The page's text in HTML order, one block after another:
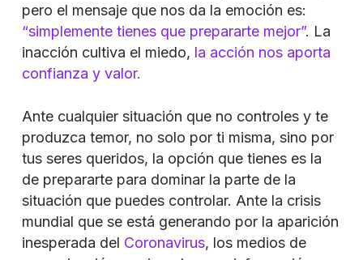
pero el mensaje que nos da la emoción es:
“simplemente tienes que prepararte mejor”. La
inacción cultiva el miedo, la acción nos aporta
confianza y valor.
Ante cualquier situación que no controles y te
produzca temor, no solo por ti misma, sino por
tus seres queridos, la opción que tienes es la
de prepararte para dominar la parte de la
situación que puedes controlar. Ante la crisis
mundial que se está generando por la aparición
inesperada del Coronavirus, los medios de